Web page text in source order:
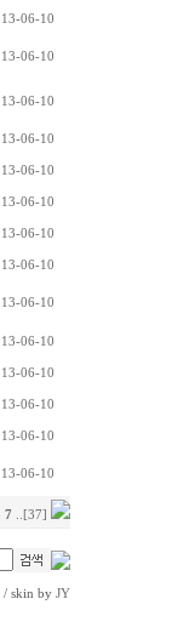
13-06-10
13-06-10
13-06-10
13-06-10
13-06-10
13-06-10
13-06-10
13-06-10
13-06-10
13-06-10
13-06-10
13-06-10
13-06-10
13-06-10
7 [37]
/ skin by JY